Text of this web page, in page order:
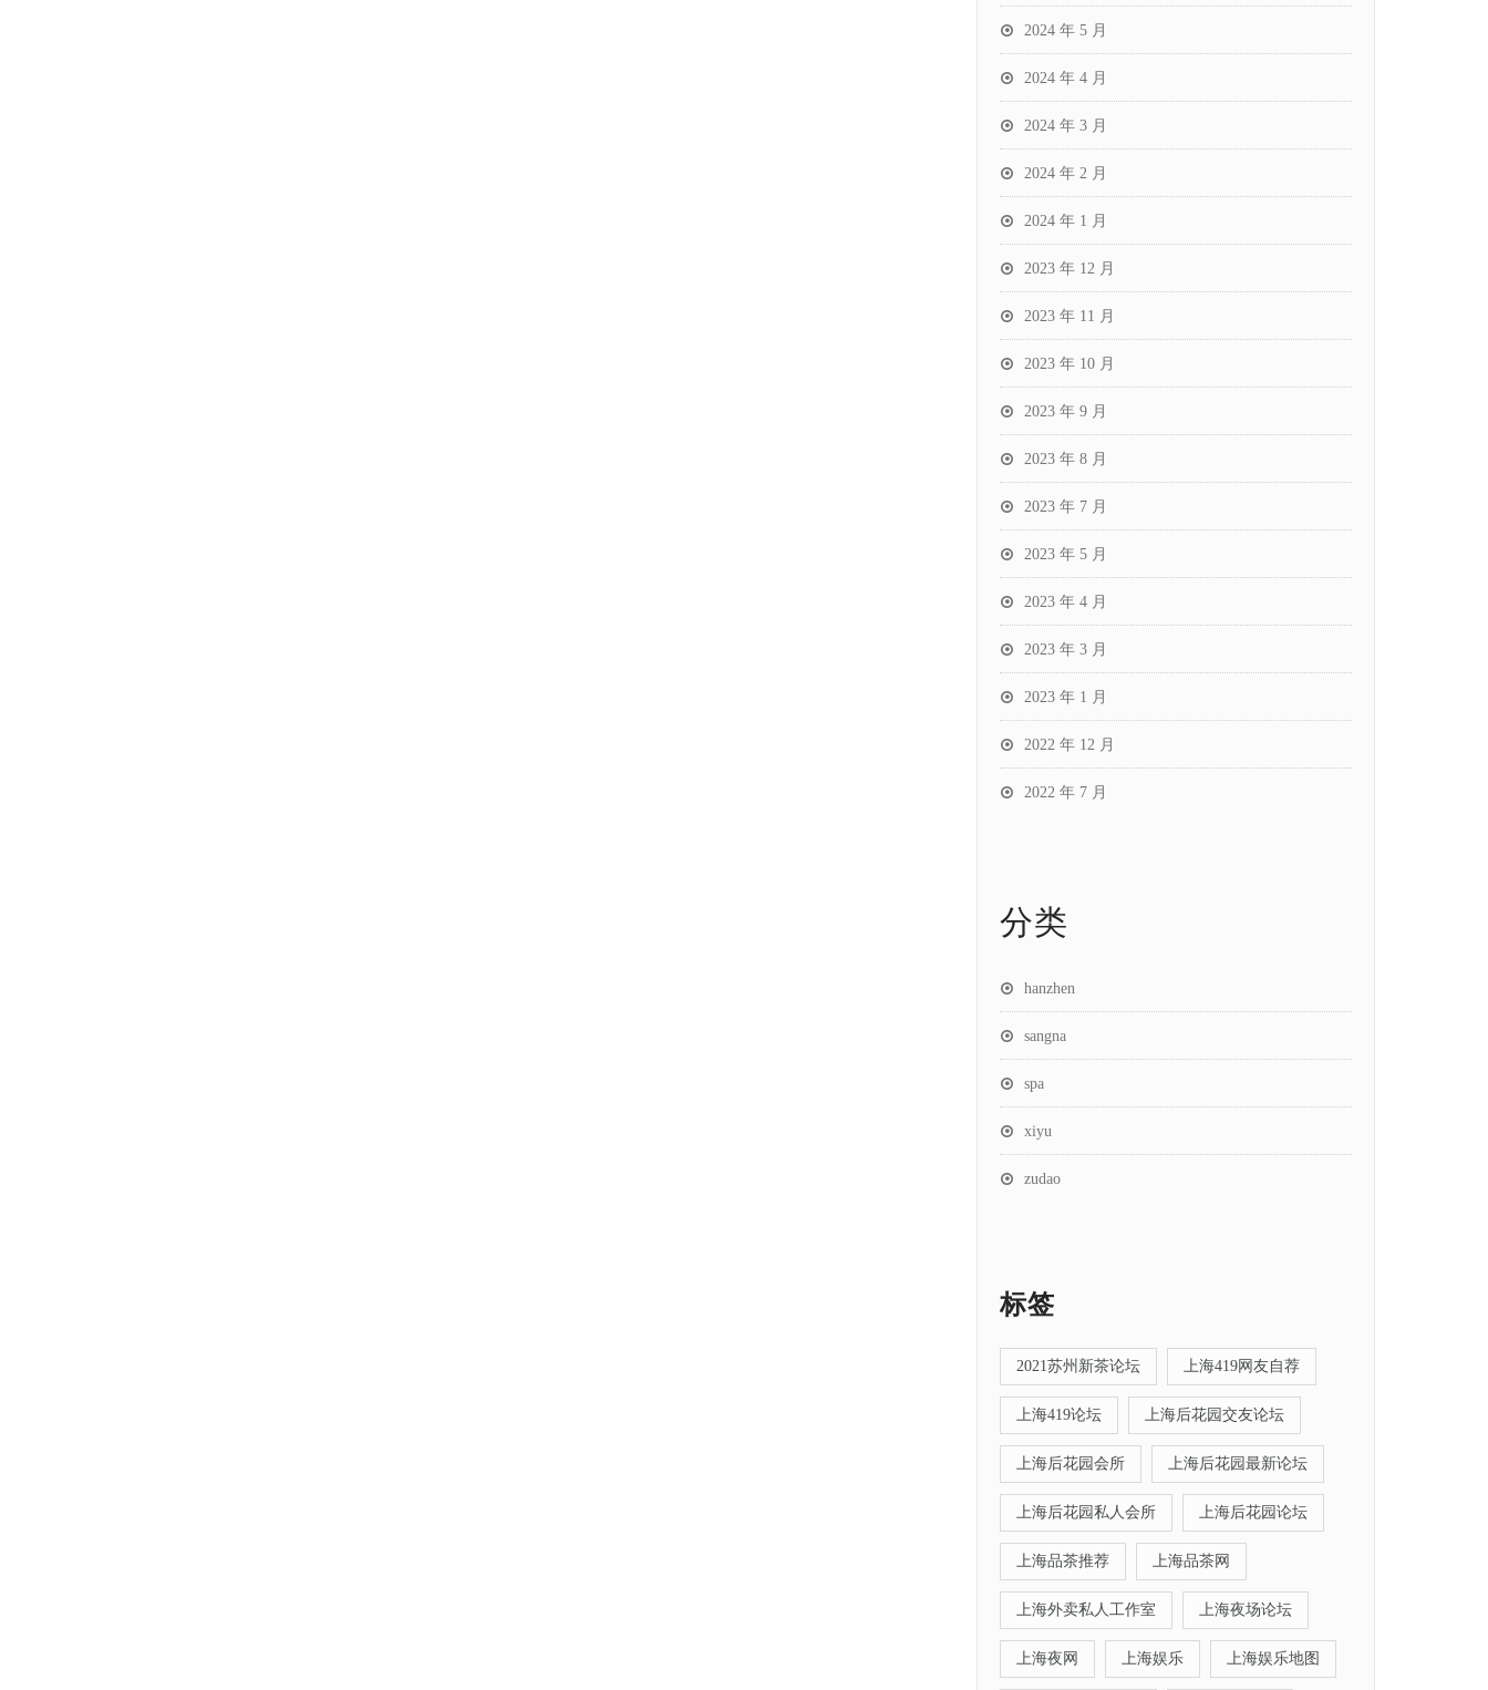
2024 年 5 月
2024 年 4 月
2024 年 3 月
2024 年 2 月
2024 年 1 月
2023 年 12 月
2023 年 11 月
2023 年 10 月
2023 年 9 月
2023 年 8 月
2023 年 7 月
2023 年 5 月
2023 年 4 月
2023 年 3 月
2023 年 1 月
2022 年 12 月
2022 年 7 月
分类
hanzhen
sangna
spa
xiyu
zudao
标签
2021苏州新茶论坛 上海419网友自荐
上海419论坛 上海后花园交友论坛
上海后花园会所 上海后花园最新论坛
上海后花园私人会所 上海后花园论坛
上海品茶推荐 上海品茶网
上海外卖私人工作室 上海夜场论坛
上海夜网 上海娱乐 上海娱乐地图